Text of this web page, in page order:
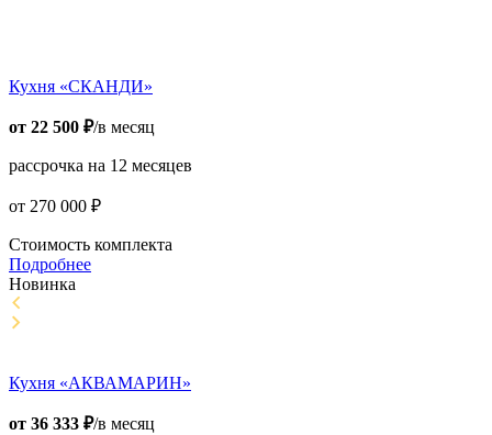
Кухня «СКАНДИ»
от 22 500 ₽/в месяц
рассрочка на 12 месяцев
от 270 000 ₽
Стоимость комплекта
Подробнее
Новинка
Кухня «АКВАМАРИН»
от 36 333 ₽/в месяц